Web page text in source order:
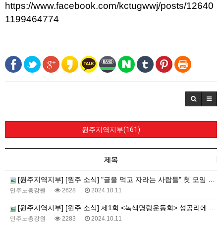
https://www.facebook.com/kctugwwj/posts/12640
1199464774
원주지역지부(161)
제목
[원주지역지부] [원주 소식] "글을 먹고 자라는 사람들" 첫 모임 진행!
민주노총강원 2628 2024.10.11
[원주지역지부] [원주 소식] 제1회 <녹색명랑운동회> 성공리에 마무리!
민주노총강원 2283 2024.10.11